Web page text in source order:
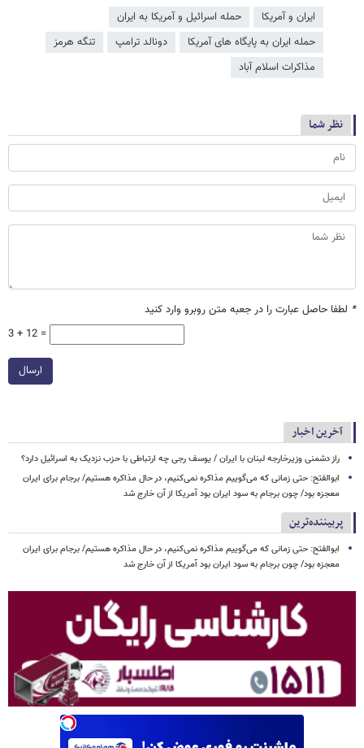
ایران و آمریکا
حمله اسرائیل و آمریکا به ایران
حمله ایران به پایگاه های آمریکا
دونالد ترامپ
تنگه هرمز
مذاکرات اسلام آباد
نظر شما
* لطفا حاصل عبارت را در جعبه متن روبرو وارد کنید
3 + 12 =
ارسال
آخرین اخبار
راز دشمنی وزیرخارجه لبنان با ایران / یوسف رجی چه ارتباطی با حزب نزدیک به اسرائیل دارد؟
ابوالفتح: حتی زمانی که می‌گوییم مذاکره نمی‌کنیم، در حال مذاکره هستیم/ برجام برای ایران
معجزه بود/ چون برجام به سود ایران بود آمریکا از آن خارج شد
پربیننده‌ترین
ابوالفتح: حتی زمانی که می‌گوییم مذاکره نمی‌کنیم، در حال مذاکره هستیم/ برجام برای ایران
معجزه بود/ چون برجام به سود ایران بود آمریکا از آن خارج شد